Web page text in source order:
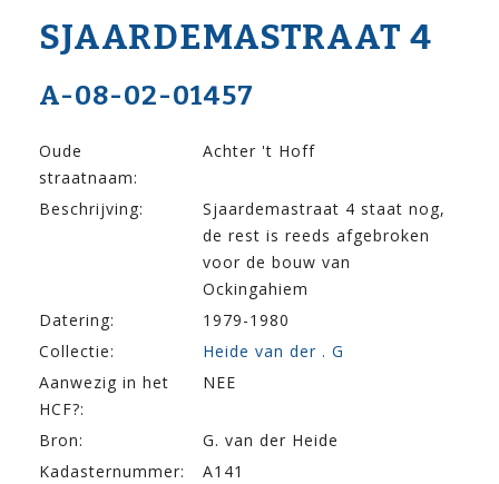
SJAARDEMA­STRAAT 4
A-08-02-01457
Oude
straatnaam:
Achter 't Hoff
Beschrijving:
Sjaardemastraat 4 staat nog,
de rest is reeds afgebroken
voor de bouw van
Ockingahiem
Datering:
1979-1980
Collectie:
Heide van der . G
Aanwezig in het
HCF?:
NEE
Bron:
G. van der Heide
Kadasternummer:
A141